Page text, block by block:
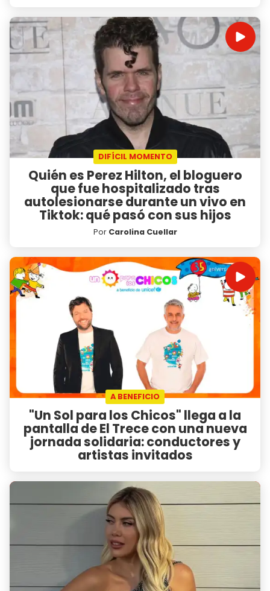
DIFÍCIL MOMENTO
Quién es Perez Hilton, el bloguero
que fue hospitalizado tras
autolesionarse durante un vivo en
Tiktok: qué pasó con sus hijos
Por Carolina Cuellar
A BENEFICIO
"Un Sol para los Chicos" llega a la
pantalla de El Trece con una nueva
jornada solidaria: conductores y
artistas invitados